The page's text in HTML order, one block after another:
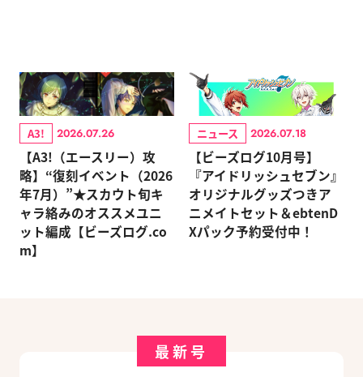
A3! 2026.07.26
【A3!（エースリー）攻
略】“復刻イベント（2026
年7月）”★スカウト旬キ
ャラ絡みのオススメユニ
ット編成【ビーズログ.co
m】
ニュース 2026.07.18
【ビーズログ10月号】
『アイドリッシュセブン』
オリジナルグッズつきア
ニメイトセット＆ebtenD
Xパック予約受付中！
最新号